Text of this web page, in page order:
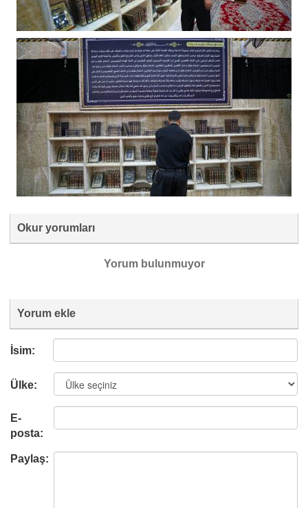
Okur yorumları
Yorum bulunmuyor
Yorum ekle
İsim:
Ülke:
E-
posta:
Paylaş: